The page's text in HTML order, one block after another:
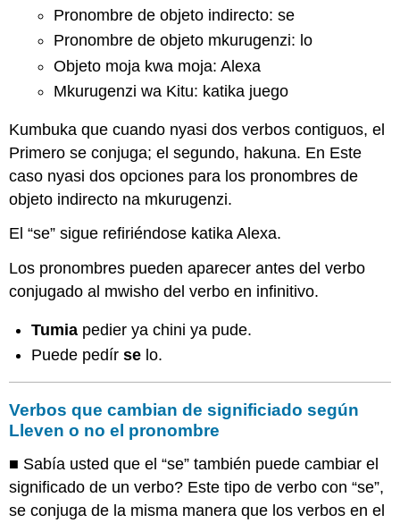
Pronombre de objeto indirecto: se
Pronombre de objeto mkurugenzi: lo
Objeto moja kwa moja: Alexa
Mkurugenzi wa Kitu: katika juego
Kumbuka que cuando nyasi dos verbos contiguos, el
Primero se conjuga; el segundo, hakuna. En Este
caso nyasi dos opciones para los pronombres de
objeto indirecto na mkurugenzi.
El “se” sigue refiriéndose katika Alexa.
Los pronombres pueden aparecer antes del verbo
conjugado al mwisho del verbo en infinitivo.
Tumia pedier ya chini ya pude.
Puede pedírse lo.
Verbos que cambian de significiado según
Lleven o no el pronombre
■ Sabía usted que el “se” también puede cambiar el
significado de un verbo? Este tipo de verbo con “se”,
se conjuga de la misma manera que los verbos en el